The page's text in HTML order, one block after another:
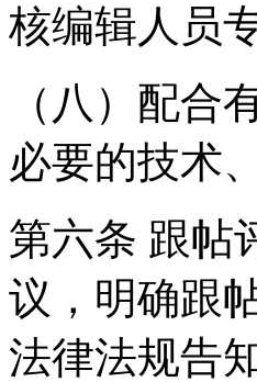
核编辑人员
（八）配合
必要的技术
第六条 跟帖
议，明确跟
法律法规告